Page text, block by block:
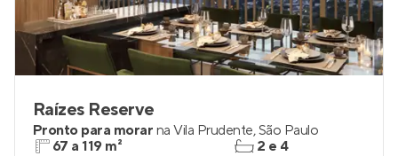
Raízes Reserve
Pronto para morar na Vila Prudente,São Paulo
67 a 119 m²
2 e 4